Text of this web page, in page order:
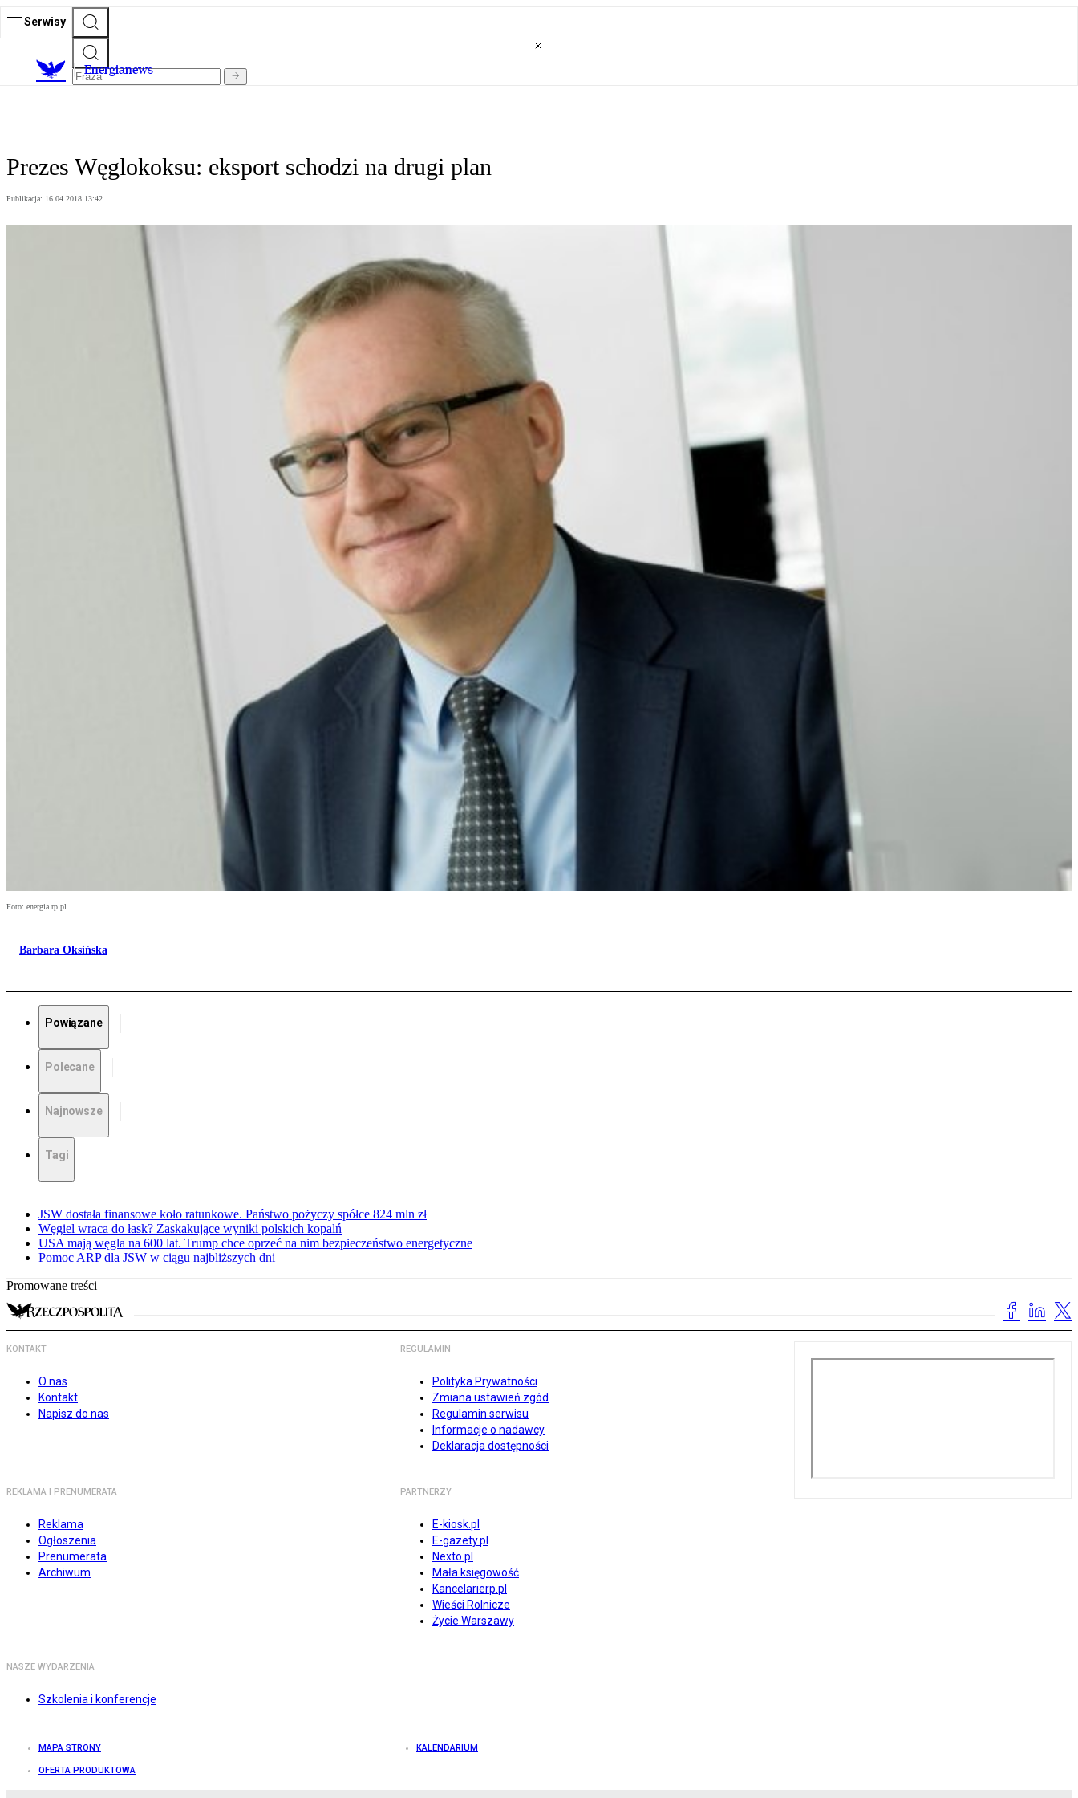
Serwisy
Energianews
Prezes Węglokoksu: eksport schodzi na drugi plan
Publikacja: 16.04.2018 13:42
Foto: energia.rp.pl
Barbara Oksińska
Powiązane
Polecane
Najnowsze
Tagi
JSW dostała finansowe koło ratunkowe. Państwo pożyczy spółce 824 mln zł
Węgiel wraca do łask? Zaskakujące wyniki polskich kopalń
USA mają węgla na 600 lat. Trump chce oprzeć na nim bezpieczeństwo energetyczne
Pomoc ARP dla JSW w ciągu najbliższych dni
Promowane treści
KONTAKT
O nas
Kontakt
Napisz do nas
REGULAMIN
Polityka Prywatności
Zmiana ustawień zgód
Regulamin serwisu
Informacje o nadawcy
Deklaracja dostępności
REKLAMA I PRENUMERATA
Reklama
Ogłoszenia
Prenumerata
Archiwum
PARTNERZY
E-kiosk.pl
E-gazety.pl
Nexto.pl
Mała księgowość
Kancelarierp.pl
Wieści Rolnicze
Życie Warszawy
NASZE WYDARZENIA
Szkolenia i konferencje
MAPA STRONY KALENDARIUM
OFERTA PRODUKTOWA